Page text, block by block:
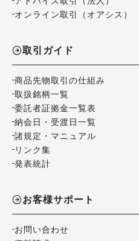
オンライン取引（オアシス）
取引ガイド
商品先物取引の仕組み
取扱銘柄一覧
委託者証拠金一覧表
納会日・受渡日一覧
諸規定・マニュアル
リンク集
発表統計
お客様サポート
お問い合わせ